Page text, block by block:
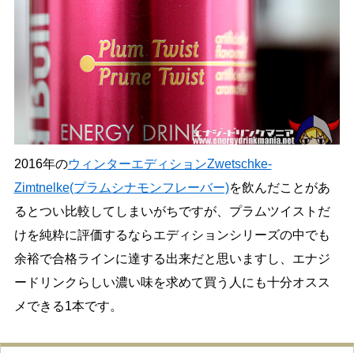
2016年のウィンターエディションZwetschke-
Zimtnelke(プラムシナモンフレーバー)を飲んだことがあ
るとつい比較してしまいがちですが、プラムツイストだ
けを純粋に評価するならエディションシリーズの中でも
余裕で合格ラインに達する出来だと思いますし、エナジ
ードリンクらしい濃い味を求めて買う人にも十分オスス
メできる1本です。